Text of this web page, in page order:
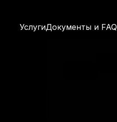
УслугиДокументы и FAQ